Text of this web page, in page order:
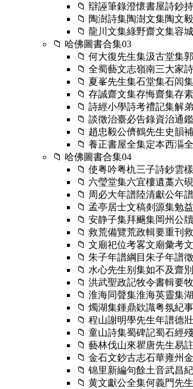
📁 辯誣筆錄澄懷書屋詩鈔
📁 陶澍詩集陶澍文集陶文
📁 龍川文集綠野齋文集容
📁 哈佛圖書合集03
📁 何大復先生集汲古堂集
📁 全蜀藝文志嶺南三大家
📁 夏峯先生集石堂集石闾
📁 存誠齋文集存悔齋集存
📁 詩經小學詩考禮記集解
📁 談徵治臺必告錄資治通
📁 趙忠毅公儕鶴先生史韻
📁 養正書屋全集定本西漚
📁 哈佛圖書合集04
📁 使粤吟粤朹三子詩鈔雲
📁 六瑩堂集六宜樓遺藁六
📁 周必大年譜陸清獻公年
📁 孟亭居士文稿剡源集勉
📁 安静子集拜颺集岡州公
📁 救荒備覽荒政輯要重刊
📁 文廟祀位考畧文廟彙考
📁 朱子年譜綱目朱子年譜
📁 水心先生别集如不及齋
📁 洪武聖政記牧令書輯要
📁 淮海同聲集淮海英靈集
📁 燭湖集鍾鼎欵識粤氛紀
📁 程山謝明學先生年譜德
📁 童山詩集蜀碑記蜀石經
📁 藝林伐山來瞿唐先生易
📁 金石文鈔古志石華雍州
📁 锦里新編句餘土音武昌
📁 黄文獻公全集何義門先